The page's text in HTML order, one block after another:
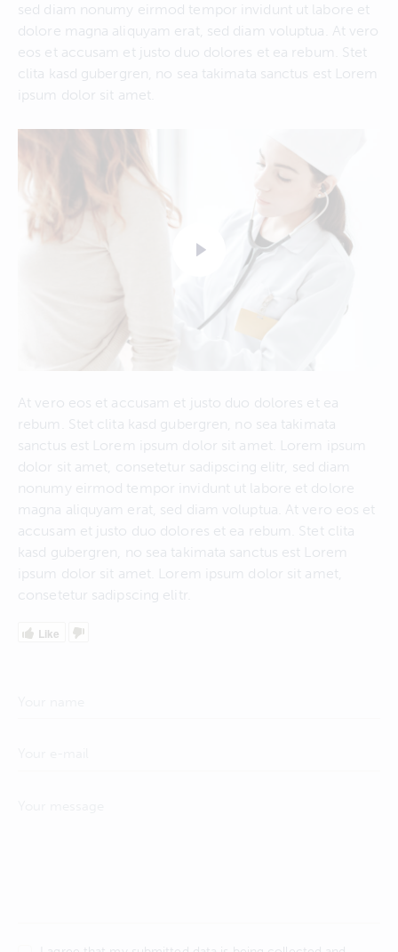
sed diam nonumy eirmod tempor invidunt ut labore et
dolore magna aliquyam erat, sed diam voluptua. At vero
eos et accusam et justo duo dolores et ea rebum. Stet
clita kasd gubergren, no sea takimata sanctus est Lorem
ipsum dolor sit amet.
At vero eos et accusam et justo duo dolores et ea
rebum. Stet clita kasd gubergren, no sea takimata
sanctus est Lorem ipsum dolor sit amet. Lorem ipsum
dolor sit amet, consetetur sadipscing elitr, sed diam
nonumy eirmod tempor invidunt ut labore et dolore
magna aliquyam erat, sed diam voluptua. At vero eos et
accusam et justo duo dolores et ea rebum. Stet clita
kasd gubergren, no sea takimata sanctus est Lorem
ipsum dolor sit amet. Lorem ipsum dolor sit amet,
consetetur sadipscing elitr.
Like